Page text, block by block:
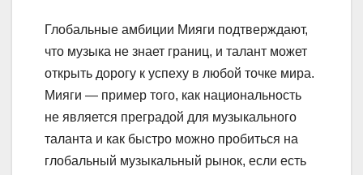
Глобальные амбиции Мияги подтверждают,
что музыка не знает границ, и талант может
открыть дорогу к успеху в любой точке мира.
Мияги — пример того, как национальность
не является преградой для музыкального
таланта и как быстро можно пробиться на
глобальный музыкальный рынок, если есть